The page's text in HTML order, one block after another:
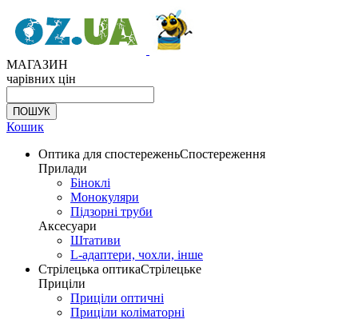
МАГАЗИН
чарівних цін
Кошик
Оптика для спостереженьСпостереження
Прилади
Біноклі
Монокуляри
Підзорні труби
Аксесуари
Штативи
L-адаптери, чохли, інше
Стрілецька оптикаСтрілецьке
Приціли
Приціли оптичні
Приціли коліматорні